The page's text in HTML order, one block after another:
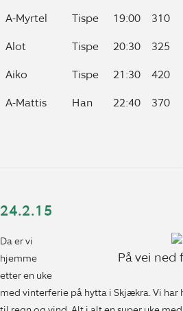
A-Myrtel
Tispe 19:00 310
Alot
Tispe 20:30 325
Aiko
Tispe 21:30 420
A-Mattis
Han 22:40 370
24.2.15
På vei ned
Da er vi
hjemme
etter en uke
med vinterferie på hytta i Skjækra. Vi